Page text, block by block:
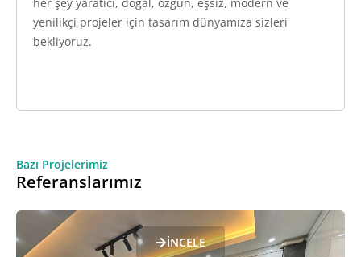
yenilikçi projeler için tasarım dünyamıza sizleri
bekliyoruz.
Bazı Projelerimiz
Referanslarımız
İNCELE